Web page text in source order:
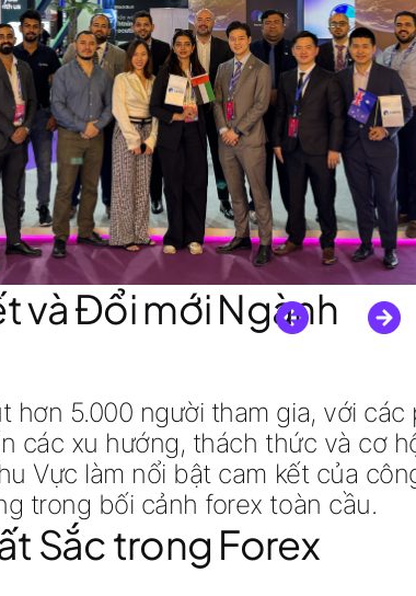
và Đổi mới Ngành
hơn 5.000 người tham gia, với
các xu hướng, thách thức và cơ
Vực làm nổi bật cam kết của
trong bối cảnh forex toàn cầu.
Sắc trong Forex